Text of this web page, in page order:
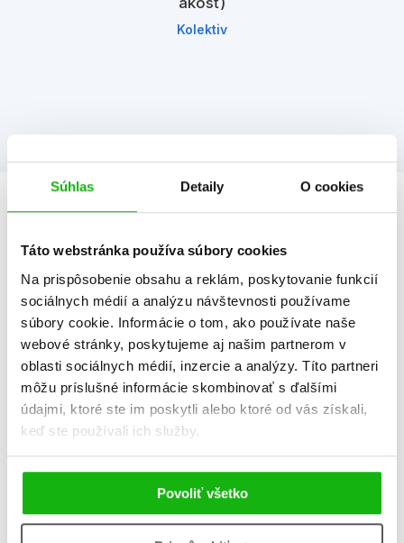
Súhlas Detaily O cookies
Táto webstránka používa súbory cookies
Na prispôsobenie obsahu a reklám, poskytovanie funkcií
sociálnych médií a analýzu návštevnosti používame
súbory cookie. Informácie o tom, ako používate naše
webové stránky, poskytujeme aj našim partnerom v
oblasti sociálnych médií, inzercie a analýzy. Títo partneri
môžu príslušné informácie skombinovať s ďalšími
údajmi, ktoré ste im poskytli alebo ktoré od vás získali,
keď ste používali ich služby.
Povoliť všetko
Kolektiv
Žáner
dobrodružstvo
ilustrované knihy
Počet strán 96
K stiahnutiu Ukážka.pdf
Dátum vydania 28.11.2025
0,635 kg
Jazyk slovenčina